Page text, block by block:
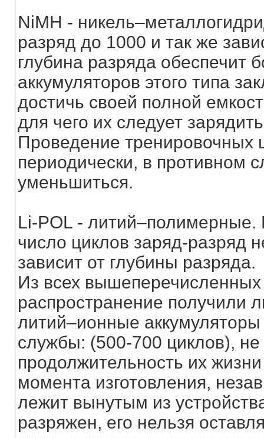
NiMH -
разряд до 1000 и так же
глубина разряда обеспечит
аккумуляторов этого типа
достичь своей полной
для чего их следует
Проведение тренировочных
периодически, в противном
уменьшиться.
Li-POL - литий–полимерные.
число циклов заряд-разряд
зависит от глубины разряда.
Из всех
распространение получили
литий–ионные
службы: (500-700 циклов),
продолжительность их
момента изготовления,
лежит вынутым из
разряжен, его нельзя